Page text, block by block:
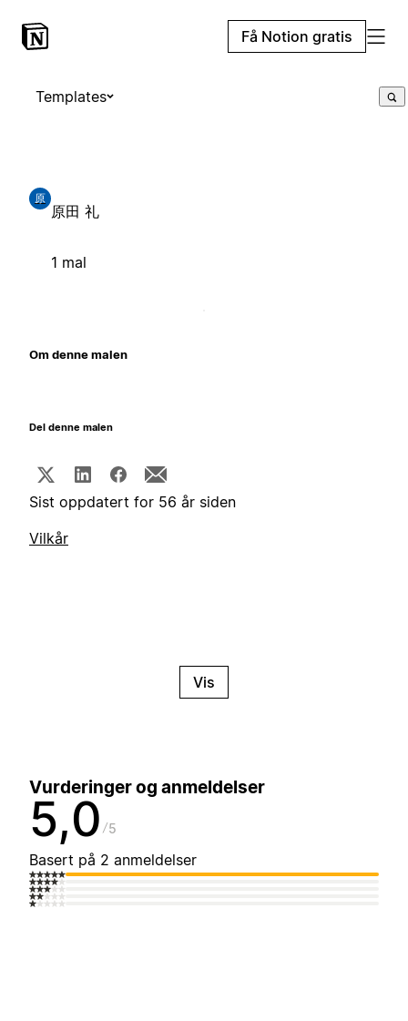
Få Notion gratis
Templates
原
原田 礼
1 mal
Om denne malen
Del denne malen
Sist oppdatert for 56 år siden
Vilkår
Vis
Vurderinger og anmeldelser
5,0 5
Basert på 2 anmeldelser